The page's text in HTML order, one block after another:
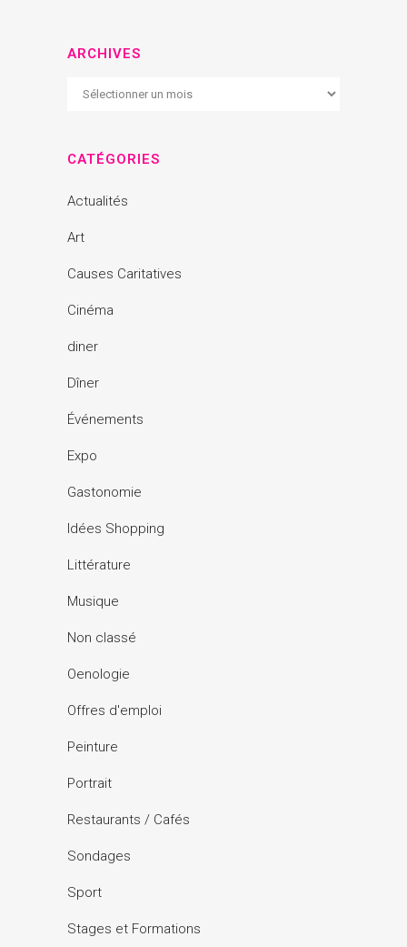
ARCHIVES
Archives
CATÉGORIES
Actualités
Art
Causes Caritatives
Cinéma
diner
Dîner
Événements
Expo
Gastonomie
Idées Shopping
Littérature
Musique
Non classé
Oenologie
Offres d'emploi
Peinture
Portrait
Restaurants / Cafés
Sondages
Sport
Stages et Formations